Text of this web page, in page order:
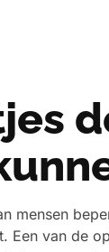
mensen
Een van de